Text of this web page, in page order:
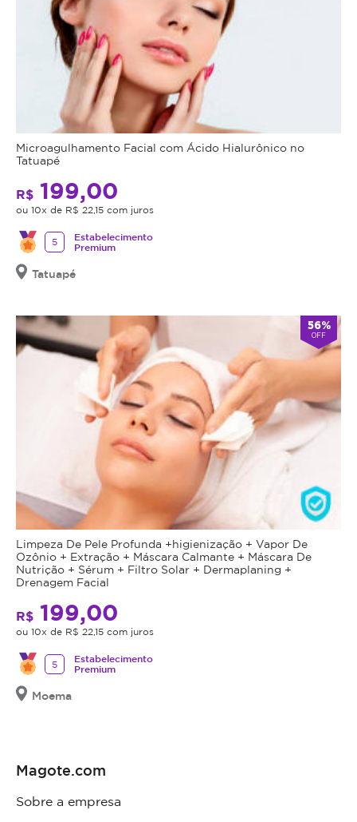
Microagulhamento Facial com Ácido Hialurônico no
Tatuapé
R$ 199,00
ou 10x de R$ 22,15 com juros
5
Estabelecimento
Premium
Tatuapé
56%
OFF
Limpeza De Pele Profunda +higienização + Vapor De
Ozônio + Extração + Máscara Calmante + Máscara De
Nutrição + Sérum + Filtro Solar + Dermaplaning +
Drenagem Facial
R$ 199,00
ou 10x de R$ 22,15 com juros
5
Estabelecimento
Premium
Moema
Magote.com
Sobre a empresa